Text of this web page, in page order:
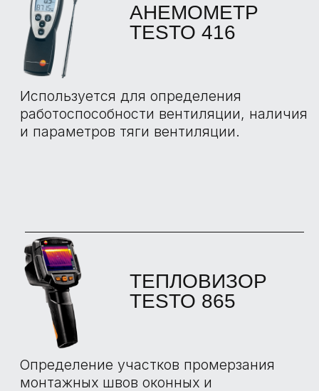
ВЛАГОМЕР
Используется для измерения влажности
древесины и стройматериалов